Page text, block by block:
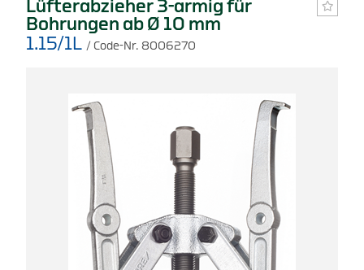
Lüfterabzieher 3-armig für
Bohrungen ab Ø 10 mm
1.15/1L / Code-Nr. 8006270